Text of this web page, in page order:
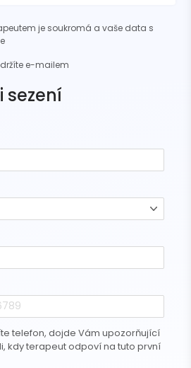
je soukromá a vaše data s
e-mailem
sezení
telefon, dojde Vám upozorňující
kdy terapeut odpoví na tuto první